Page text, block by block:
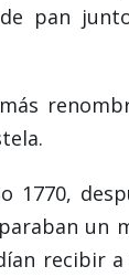
pan
1770,
un
recibir